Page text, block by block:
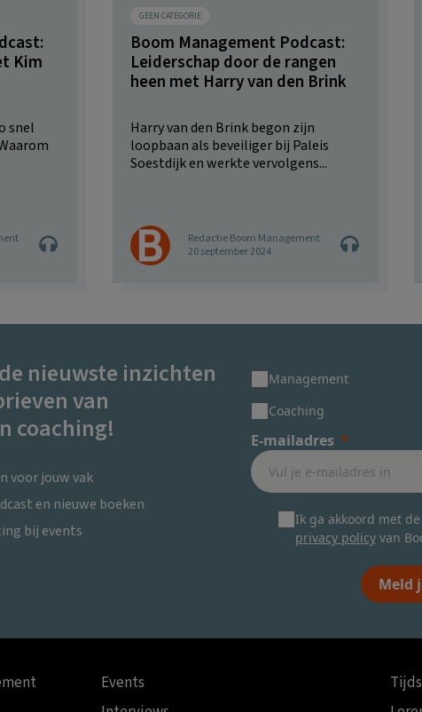
Kim
snel
GEEN CATEGORIE
Boom Management Podcast:
Leiderschap door de rangen
heen met Harry van den Brink
Harry van den Brink begon zijn
loopbaan als beveiliger bij Paleis
Soestdijk en werkte vervolgens...
Redactie Boom Management
20 september 2024
nieuwste inzichten
van
coaching!
voor jouw vak
en nieuwe boeken
bij events
Management
Coaching
E-mailadres
Ik ga akkoord met de
privacy policy van
Meld
Events